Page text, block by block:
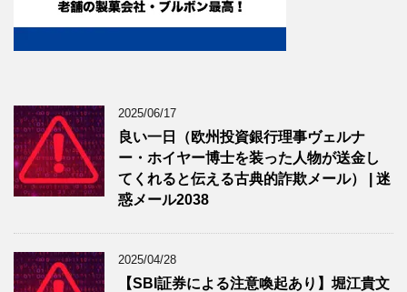
2025/06/17
良い一日（欧州投資銀行理事ヴェルナ
ー・ホイヤー博士を装った人物が送金し
てくれると伝える古典的詐欺メール） | 迷
惑メール2038
2025/04/28
【SBI証券による注意喚起あり】堀江貴文